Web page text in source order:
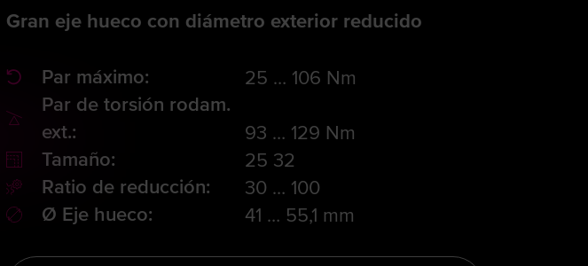
Gran eje hueco con diámetro exterior reducido
Par máximo:
25 … 106 Nm
Par de torsión rodam.
ext.:
93 … 129 Nm
Tamaño: 25 32
Ratio de reducción: 30 … 100
Ø Eje hueco: 41 … 55,1 mm